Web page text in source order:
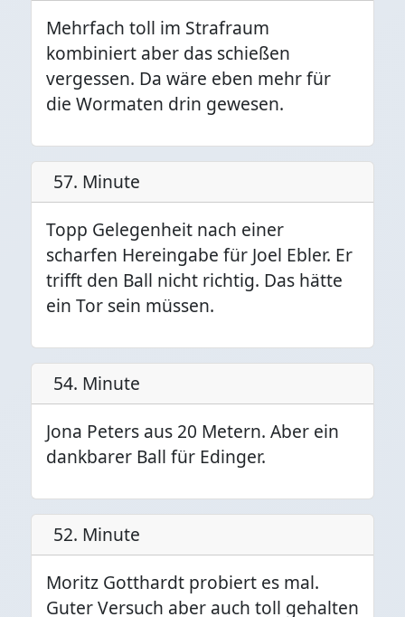
Mehrfach toll im Strafraum
kombiniert aber das schießen
vergessen. Da wäre eben mehr für
die Wormaten drin gewesen.
57. Minute
Topp Gelegenheit nach einer
scharfen Hereingabe für Joel Ebler. Er
trifft den Ball nicht richtig. Das hätte
ein Tor sein müssen.
54. Minute
Jona Peters aus 20 Metern. Aber ein
dankbarer Ball für Edinger.
52. Minute
Moritz Gotthardt probiert es mal.
Guter Versuch aber auch toll gehalten